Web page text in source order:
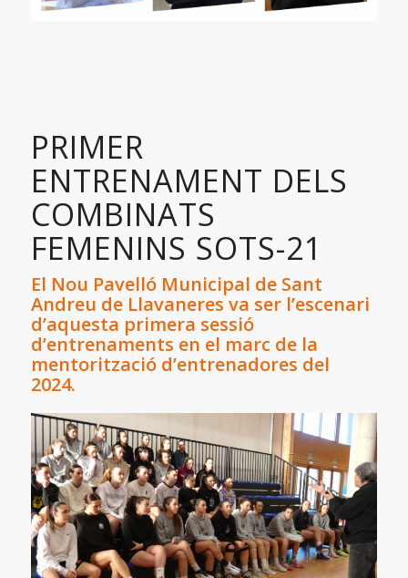
PRIMER
ENTRENAMENT DELS
COMBINATS
FEMENINS SOTS-21
El Nou Pavelló Municipal de Sant
Andreu de Llavaneres va ser l’escenari
d’aquesta primera sessió
d’entrenaments en el marc de la
mentorització d’entrenadores del
2024.